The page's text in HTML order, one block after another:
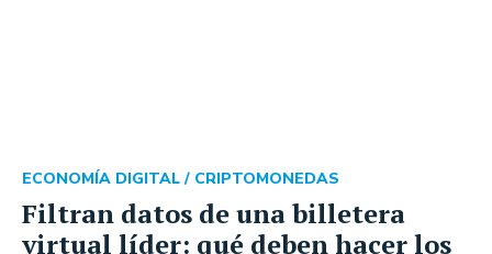
Filtran datos de una billetera
virtual líder: qué deben hacer los
ECONOMÍA DIGITAL / CRIPTOMONEDAS